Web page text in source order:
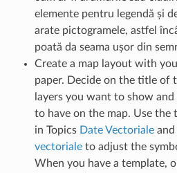
elemente pentru legendă și
arate pictogramele, astfel
poată da seama ușor din
Create a map layout with
paper. Decide on the title of
layers you want to show
to have on the map. Use the
in Topics Date Vectorialeand
vectorialeto adjust the
When you have a template,